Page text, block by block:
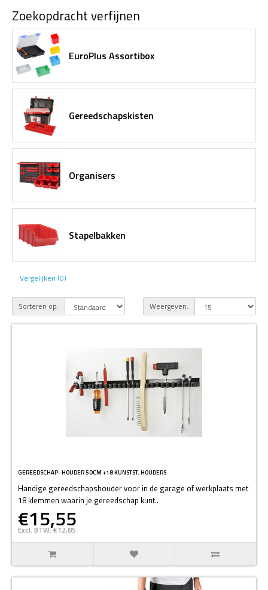
Zoekopdracht verfijnen
EuroPlus Assortibox
Gereedschapskisten
Organisers
Stapelbakken
Vergelijken (0)
Sorteren op: Weergeven:
GEREEDSCHAP- HOUDER 50CM +18 KUNSTST. HOUDERS
Handige gereedschapshouder voor in de garage of werkplaats met
18 klemmen waarin je gereedschap kunt..
€15,55
Excl. BTW: €12,85